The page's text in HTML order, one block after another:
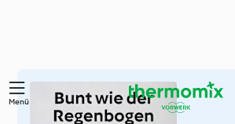
Zum
Hauptinhalt
Menü